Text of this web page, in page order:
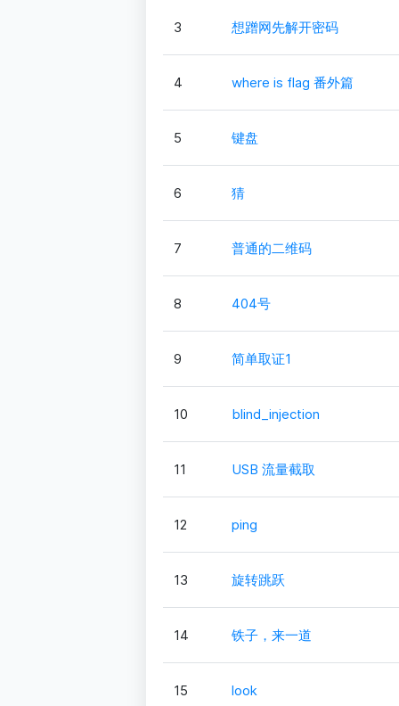
3 想蹭网先解开密码
4 where is flag 番外篇
5 键盘
6 猜
7 普通的二维码
8 404号
9 简单取证1
10 blind_injection
11 USB 流量截取
12 ping
13 旋转跳跃
14 铁子，来一道
15 look